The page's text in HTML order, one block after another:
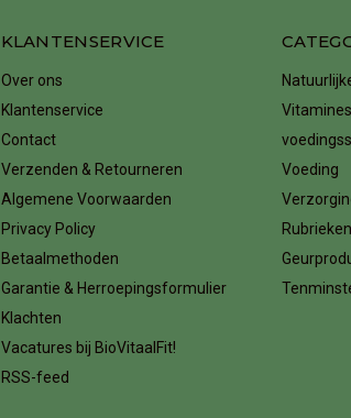
KLANTENSERVICE
Over ons
Klantenservice
Contact
Verzenden & Retourneren
Algemene Voorwaarden
Privacy Policy
Betaalmethoden
Garantie & Herroepingsformulier
Klachten
Vacatures bij BioVitaalFit!
RSS-feed
Voeding
Rubrieken